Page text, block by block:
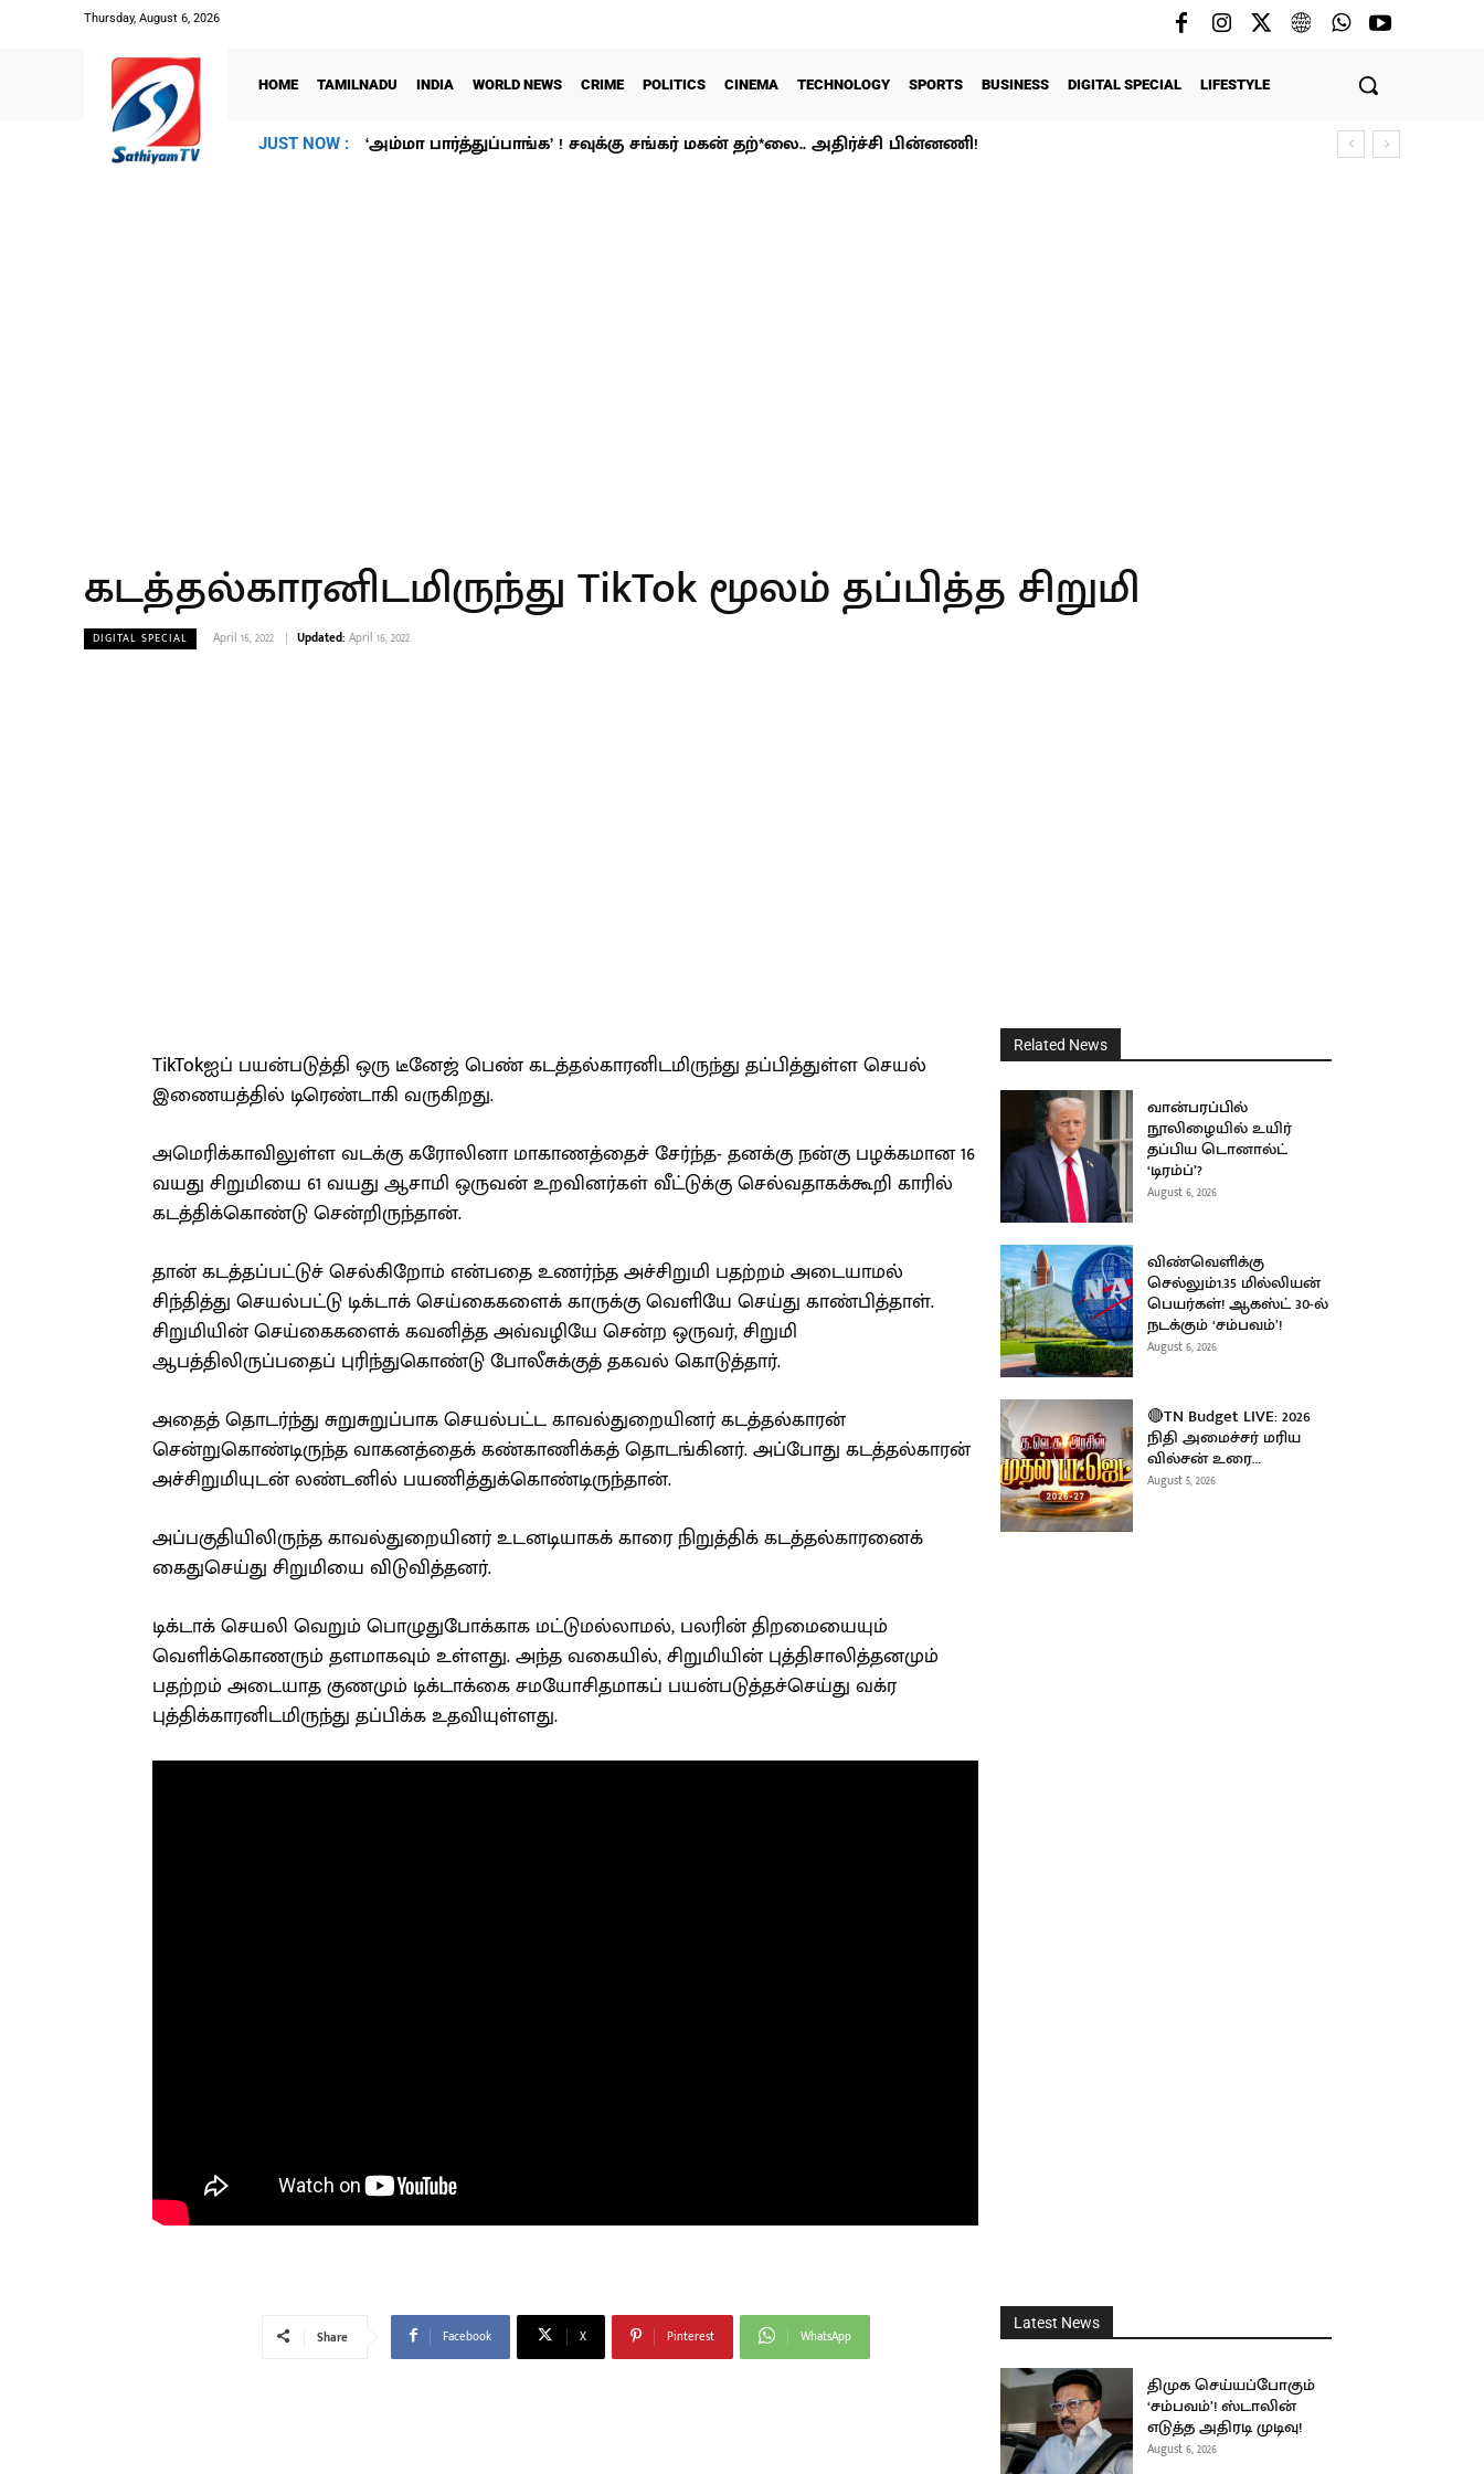
Thursday, August 6, 2026
HOME TAMILNADU INDIA WORLD NEWS CRIME POLITICS CINEMA TECHNOLOGY SPORTS BUSINESS DIGITAL SPECIAL LIFESTYLE
JUST NOW : ‘அம்மா பார்த்துப்பாங்க’ ! சவுக்கு சங்கர் மகன் தற்*லை.. அதிர்ச்சி பின்னணி!
கடத்தல்காரனிடமிருந்து TikTok மூலம் தப்பித்த சிறுமி
DIGITAL SPECIAL April 16, 2022 Updated: April 16, 2022
TikTokஐப் பயன்படுத்தி ஒரு டீனேஜ் பெண் கடத்தல்காரனிடமிருந்து தப்பித்துள்ள செயல்
இணையத்தில் டிரெண்டாகி வருகிறது.
அமெரிக்காவிலுள்ள வடக்கு கரோலினா மாகாணத்தைச் சேர்ந்த- தனக்கு நன்கு பழக்கமான 16
வயது சிறுமியை 61 வயது ஆசாமி ஒருவன் உறவினர்கள் வீட்டுக்கு செல்வதாகக்கூறி காரில்
கடத்திக்கொண்டு சென்றிருந்தான்.
தான் கடத்தப்பட்டுச் செல்கிறோம் என்பதை உணர்ந்த அச்சிறுமி பதற்றம் அடையாமல்
சிந்தித்து செயல்பட்டு டிக்டாக் செய்கைகளைக் காருக்கு வெளியே செய்து காண்பித்தாள்.
சிறுமியின் செய்கைகளைக் கவனித்த அவ்வழியே சென்ற ஒருவர், சிறுமி
ஆபத்திலிருப்பதைப் புரிந்துகொண்டு போலீசுக்குத் தகவல் கொடுத்தார்.
அதைத் தொடர்ந்து சுறுசுறுப்பாக செயல்பட்ட காவல்துறையினர் கடத்தல்காரன்
சென்றுகொண்டிருந்த வாகனத்தைக் கண்காணிக்கத் தொடங்கினர். அப்போது கடத்தல்காரன்
அச்சிறுமியுடன் லண்டனில் பயணித்துக்கொண்டிருந்தான்.
அப்பகுதியிலிருந்த காவல்துறையினர் உடனடியாகக் காரை நிறுத்திக் கடத்தல்காரனைக்
கைதுசெய்து சிறுமியை விடுவித்தனர்.
டிக்டாக் செயலி வெறும் பொழுதுபோக்காக மட்டுமல்லாமல், பலரின் திறமையையும்
வெளிக்கொணரும் தளமாகவும் உள்ளது. அந்த வகையில், சிறுமியின் புத்திசாலித்தனமும்
பதற்றம் அடையாத குணமும் டிக்டாக்கை சமயோசிதமாகப் பயன்படுத்தச்செய்து வக்ர
புத்திக்காரனிடமிருந்து தப்பிக்க உதவியுள்ளது.
Share Facebook X Pinterest WhatsApp
Related News
வான்பரப்பில்
நூலிழையில் உயிர்
தப்பிய டொனால்ட்
‘டிரம்ப்’?
August 6, 2026
விண்வெளிக்கு
செல்லும்1.35 மில்லியன்
பெயர்கள்! ஆகஸ்ட் 30-ல்
நடக்கும் ‘சம்பவம்’!
August 6, 2026
🔴TN Budget LIVE: 2026
நிதி அமைச்சர் மரிய
வில்சன் உரை…
August 5, 2026
Latest News
திமுக செய்யப்போகும்
‘சம்பவம்’! ஸ்டாலின்
எடுத்த அதிரடி முடிவு!
August 6, 2026